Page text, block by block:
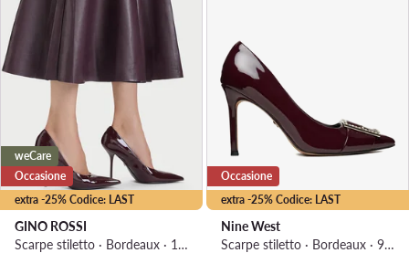
extra -25% Codice: LAST
weCare
Occasione
GINO ROSSI
Scarpe stiletto · Bordeaux · 10.5 cm
extra -25% Codice: LAST
Occasione
Nine West
Scarpe stiletto · Bordeaux · 9 cm